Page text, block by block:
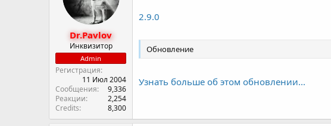
Dr.Pavlov
Инквизитор
Admin
Регистрация
11 Июл 2004
Сообщения
9,336
Реакции
2,254
Credits
8,300
2.9.0
Обновление
Узнать больше об этом обновлении...